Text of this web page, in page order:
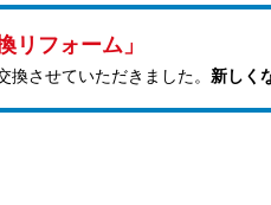
リフォーム」
換させていただきました。 新しく